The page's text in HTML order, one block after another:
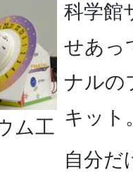
ム工
科学館
せあっ
ナルの
キット
自分だ